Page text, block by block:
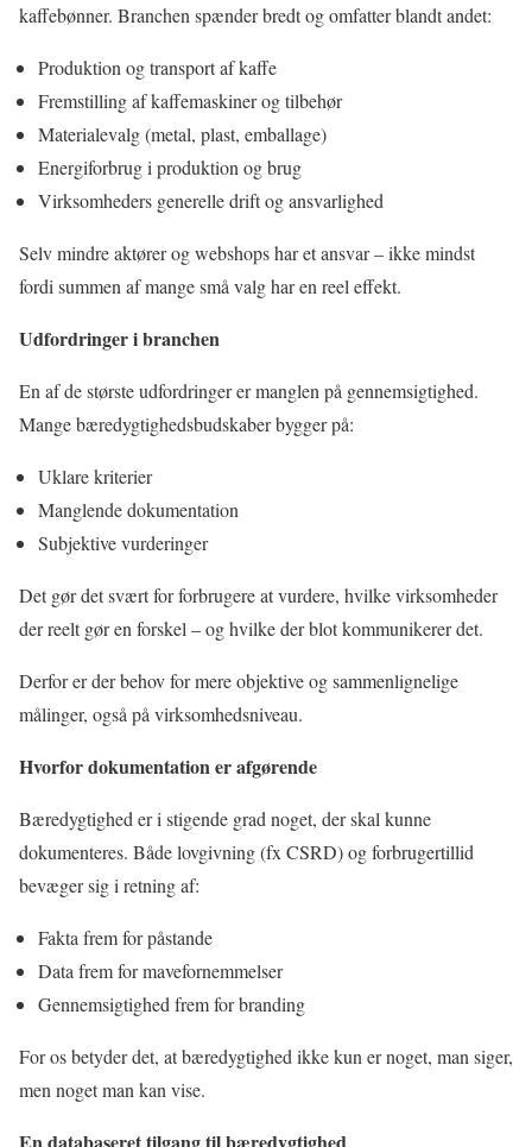
kaffebønner. Branchen spænder bredt og omfatter blandt andet:
Produktion og transport af kaffe
Fremstilling af kaffemaskiner og tilbehør
Materialevalg (metal, plast, emballage)
Energiforbrug i produktion og brug
Virksomheders generelle drift og ansvarlighed
Selv mindre aktører og webshops har et ansvar – ikke mindst
fordi summen af mange små valg har en reel effekt.
Udfordringer i branchen
En af de største udfordringer er manglen på gennemsigtighed.
Mange bæredygtighedsbudskaber bygger på:
Uklare kriterier
Manglende dokumentation
Subjektive vurderinger
Det gør det svært for forbrugere at vurdere, hvilke virksomheder
der reelt gør en forskel – og hvilke der blot kommunikerer det.
Derfor er der behov for mere objektive og sammenlignelige
målinger, også på virksomheds­niveau.
Hvorfor dokumentation er afgørende
Bæredygtighed er i stigende grad noget, der skal kunne
dokumenteres. Både lovgivning (fx CSRD) og forbrugertillid
bevæger sig i retning af:
Fakta frem for påstande
Data frem for mavefornemmelser
Gennemsigtighed frem for branding
For os betyder det, at bæredygtighed ikke kun er noget, man siger,
men noget man kan vise.
En databaseret tilgang til bæredygtighed